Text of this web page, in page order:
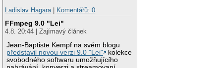
Ladislav Hagara| Komentářů: 0
FFmpeg 9.0 "Lei"
4.8. 20:44 | Zajímavý článek
Jean-Baptiste Kempf na svém blogu
představil novou verzi 9.0 "Lei"
kolekce
svobodného softwaru umožňujícího